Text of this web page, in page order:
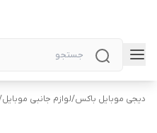
دیجی موبایل باکس/لوازم جانبی موبایل